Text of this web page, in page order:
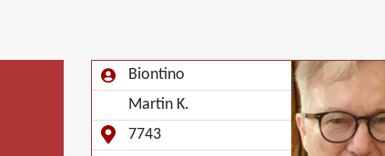
Biontino
Martin K.
7743